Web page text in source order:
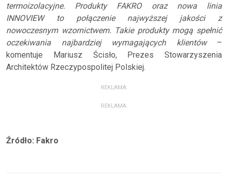
termoizolacyjne. Produkty FAKRO oraz nowa linia
INNOVIEW to połączenie najwyższej jakości z
nowoczesnym wzornictwem. Takie produkty mogą spełnić
oczekiwania najbardziej wymagających klientów–
komentuje Mariusz Ścisło, Prezes Stowarzyszenia
Architektów Rzeczypospolitej Polskiej.
REKLAMA:
REKLAMA:
Źródło: Fakro